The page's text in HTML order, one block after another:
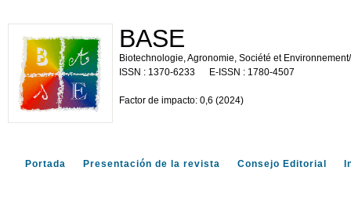
BASE
Biotechnologie, Agronomie, Société et
1370-6233
1780-4507
Factor de impacto: 0,6 (2024)
Portada Presentación de la revista Consejo Editorial